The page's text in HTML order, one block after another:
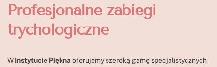
Profesjonalne zabiegi
trychologiczne
W Instytucie Pięknaoferujemy szeroką gamę specjalistycznych